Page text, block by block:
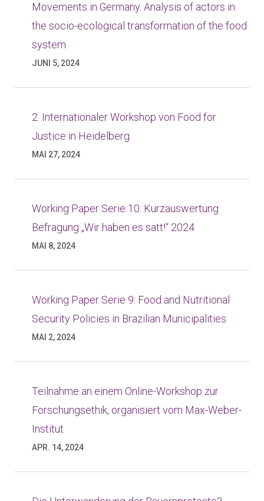
Movements in Germany. Analysis of actors in
the socio-ecological transformation of the food
system
JUNI 5, 2024
2. Internationaler Workshop von Food for
Justice in Heidelberg
MAI 27, 2024
Working Paper Serie 10: Kurzauswertung
Befragung „Wir haben es satt!“ 2024
MAI 8, 2024
Working Paper Serie 9: Food and Nutritional
Security Policies in Brazilian Municipalities
MAI 2, 2024
Teilnahme an einem Online-Workshop zur
Forschungsethik, organisiert vom Max-Weber-
Institut
APR. 14, 2024